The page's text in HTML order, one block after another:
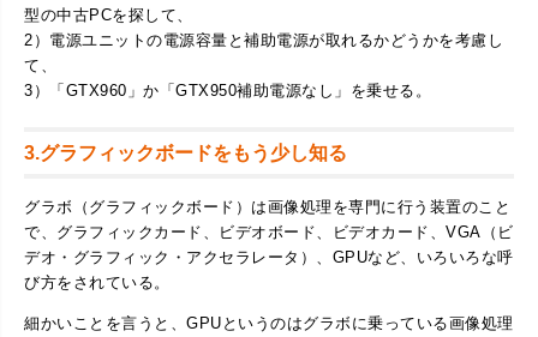
型の中古PCを探して、
2）電源ユニットの電源容量と補助電源が取れるかどうかを考慮し
て、
3）「GTX960」か「GTX950補助電源なし」を乗せる。
3.グラフィックボードをもう少し知る
グラボ（グラフィックボード）は画像処理を専門に行う装置のこと
で、グラフィックカード、ビデオボード、ビデオカード、VGA（ビ
デオ・グラフィック・アクセラレータ）、GPUなど、いろいろな呼
び方をされている。
細かいことを言うと、GPUというのはグラボに乗っている画像処理